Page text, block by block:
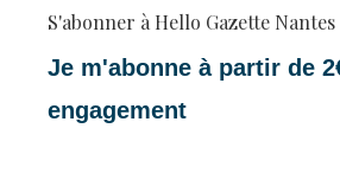
S'abonner à Hello Gazette Nantes
Je m'abonne à partir de
engagement